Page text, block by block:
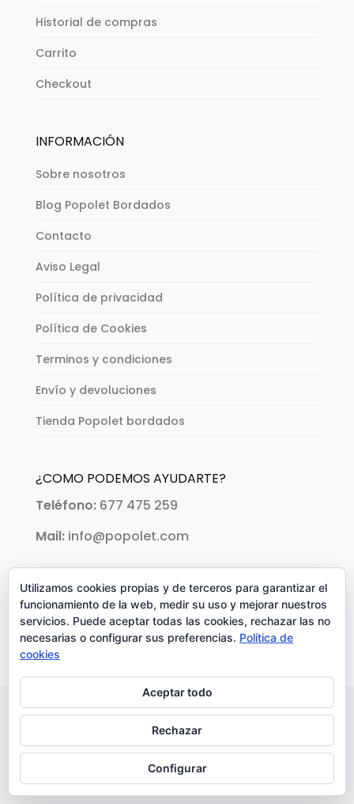
Historial de compras
Carrito
Checkout
INFORMACIÓN
Sobre nosotros
Blog Popolet Bordados
Contacto
Aviso Legal
Política de privacidad
Política de Cookies
Terminos y condiciones
Envío y devoluciones
Tienda Popolet bordados
¿COMO PODEMOS AYUDARTE?
Teléfono:677 475 259
Mail:info@popolet.com
PAGOS ACEPTADOS:
Copyright © 2018 Popolet. Todos los
derechos reservados.
Utilizamos cookies propias y de terceros para garantizar el
funcionamiento de la web, medir su uso y mejorar nuestros
servicios. Puede aceptar todas las cookies, rechazar las no
necesarias o configurar sus preferencias. Política de
cookies
Aceptar todo
Rechazar
Configurar